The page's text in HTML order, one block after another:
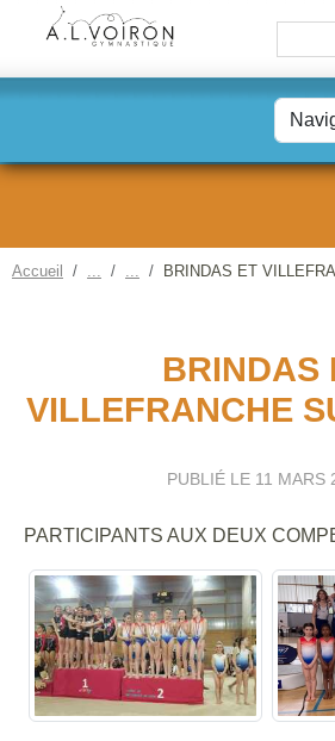
Accueil BRINDAS ET
BRINDAS
VILLEFRANCHE
PUBLIÉ LE 11 MARS
PARTICIPANTS AUX DEUX
Panneau de gestion des cookies